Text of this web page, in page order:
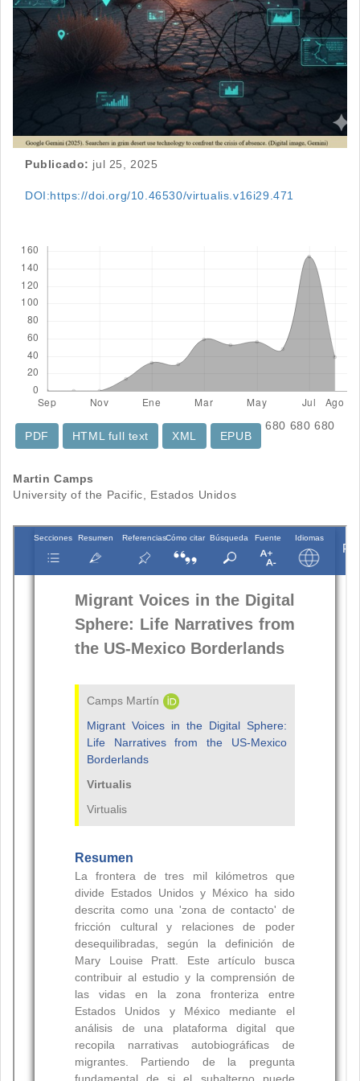
Publicado: jul 25, 2025
DOI:https://doi.org/10.46530/virtualis.v16i29.471
680
PDF
680
HTML full text
XML
680
EPUB
Contenido
principal
del
artículo
Martin Camps
University of the Pacific, Estados Unidos